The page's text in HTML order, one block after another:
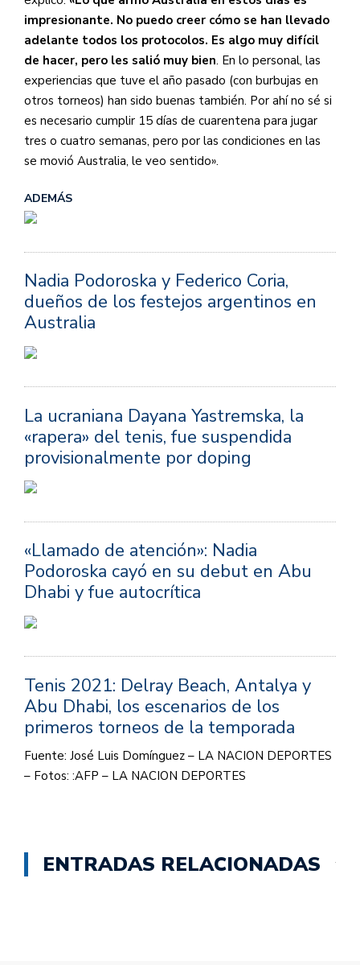
impresionante. No puedo creer cómo se han llevado
adelante todos los protocolos. Es algo muy difícil
de hacer, pero les salió muy bien. En lo personal, las
experiencias que tuve el año pasado (con burbujas en
otros torneos) han sido buenas también. Por ahí no sé si
es necesario cumplir 15 días de cuarentena para jugar
tres o cuatro semanas, pero por las condiciones en las
se movió Australia, le veo sentido».
ADEMÁS
Nadia Podoroska y Federico Coria,
dueños de los festejos argentinos en
Australia
La ucraniana Dayana Yastremska, la
«rapera» del tenis, fue suspendida
provisionalmente por doping
«Llamado de atención»: Nadia
Podoroska cayó en su debut en Abu
Dhabi y fue autocrítica
Tenis 2021: Delray Beach, Antalya y
Abu Dhabi, los escenarios de los
primeros torneos de la temporada
Fuente: José Luis Domínguez – LA NACION DEPORTES
– Fotos: :AFP – LA NACION DEPORTES
ENTRADAS RELACIONADAS